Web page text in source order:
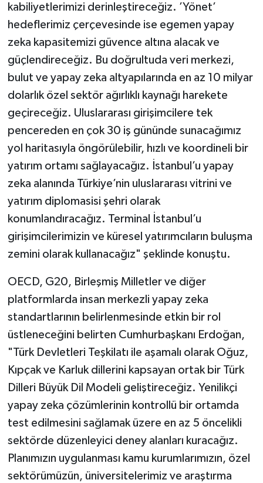
kabiliyetlerimizi derinleştireceğiz. ’Yönet’
hedeflerimiz çerçevesinde ise egemen yapay
zeka kapasitemizi güvence altına alacak ve
güçlendireceğiz. Bu doğrultuda veri merkezi,
bulut ve yapay zeka altyapılarında en az 10 milyar
dolarlık özel sektör ağırlıklı kaynağı harekete
geçireceğiz. Uluslararası girişimcilere tek
pencereden en çok 30 iş gününde sunacağımız
yol haritasıyla öngörülebilir, hızlı ve koordineli bir
yatırım ortamı sağlayacağız. İstanbul’u yapay
zeka alanında Türkiye’nin uluslararası vitrini ve
yatırım diplomasisi şehri olarak
konumlandıracağız. Terminal İstanbul’u
girişimcilerimizin ve küresel yatırımcıların buluşma
zemini olarak kullanacağız" şeklinde konuştu.
OECD, G20, Birleşmiş Milletler ve diğer
platformlarda insan merkezli yapay zeka
standartlarının belirlenmesinde etkin bir rol
üstleneceğini belirten Cumhurbaşkanı Erdoğan,
"Türk Devletleri Teşkilatı ile aşamalı olarak Oğuz,
Kıpçak ve Karluk dillerini kapsayan ortak bir Türk
Dilleri Büyük Dil Modeli geliştireceğiz. Yenilikçi
yapay zeka çözümlerinin kontrollü bir ortamda
test edilmesini sağlamak üzere en az 5 öncelikli
sektörde düzenleyici deney alanları kuracağız.
Planımızın uygulanması kamu kurumlarımızın, özel
sektörümüzün, üniversitelerimiz ve araştırma